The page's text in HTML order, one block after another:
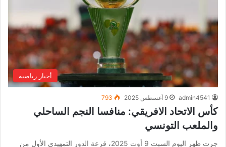
أخبار رياضية
admin4541 9 أغسطس 2025 793
كأس الاتحاد الافريقي: منافسا النجم الساحلي
والملعب التونسي
جرت ظهر اليوم السبت 9 أوت 2025، قرعة الدور التمهيدي الأول من